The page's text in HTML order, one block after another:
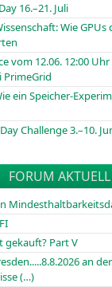
16.–21. Juli
Wie GPUs
vom 12.06. 12:00 Uhr
PrimeGrid
ein Speicher-
Challenge 3.–10.
FORUM AKTUELL
gekauft? Part V
an der
(…)